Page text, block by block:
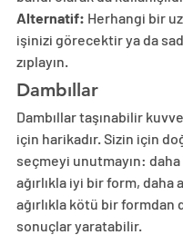
Alternatif: Herhangi bir
işinizi görecektir ya da
zıplayın.
Dambıllar
Dambıllar taşınabilir
için harikadır. Sizin için
seçmeyi unutmayın:
ağırlıkla iyi bir form, daha
ağırlıkla kötü bir formdan
sonuçlar yaratabilir.